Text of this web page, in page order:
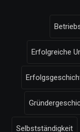
Erfolgreiche
Selbstständigkeit